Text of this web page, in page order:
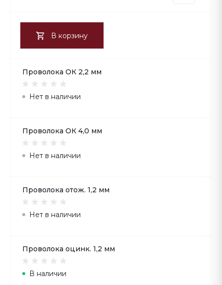
В корзину
Проволока ОК 2,2 мм
Нет в наличии
Проволока ОК 4,0 мм
Нет в наличии
Проволока отож. 1,2 мм
Нет в наличии
Проволока оцинк. 1,2 мм
В наличии